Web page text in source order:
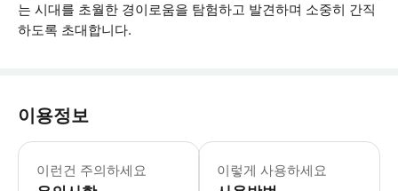
는 시대를 초월한 경이로움을 탐험하고 발견하며 소중히 간직
하도록 초대합니다.
이용정보
이런건 주의하세요
* 소요시간 : 1440분 (옵션에 따라 소
이렇게 사용하세요